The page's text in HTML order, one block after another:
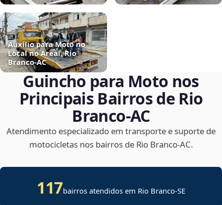
Auxílio para Moto no
Local no Areal, Rio
Branco‑AC
Guincho para Moto nos
Principais Bairros de Rio
Branco‑AC
Atendimento especializado em transporte e suporte de
motocicletas nos bairros de Rio Branco‑AC.
117bairros atendidos em Rio Branco-SE